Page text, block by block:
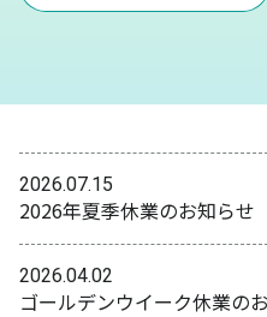
2026.07.15
2026年夏季休業のお知らせ
2026.04.02
ゴールデンウイーク休業の